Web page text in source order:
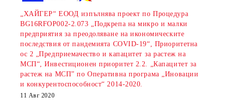
„ХАЙГЕР“ ЕООД изпълнява проект по Процедура
BG16RFOP002-2.073 „Подкрепа на микро и малки
предприятия за преодоляване на икономическите
последствия от пандемията COVID-19“, Приоритетна
ос 2 „Предприемачество и капацитет за растеж на
МСП“, Инвестиционен приоритет 2.2. „Капацитет за
растеж на МСП” по Оперативна програма „Иновации
и конкурентоспособност“ 2014-2020.
11 Авг 2020